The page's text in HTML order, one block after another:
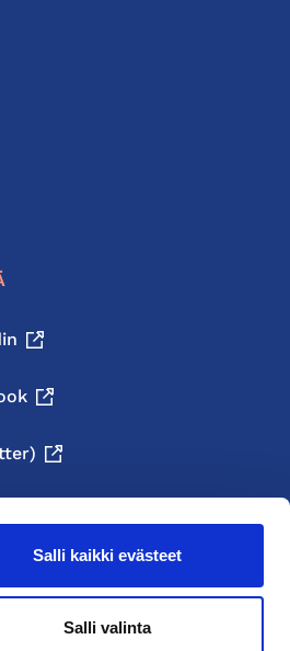
Salli kaikki evästeet
Salli valinta